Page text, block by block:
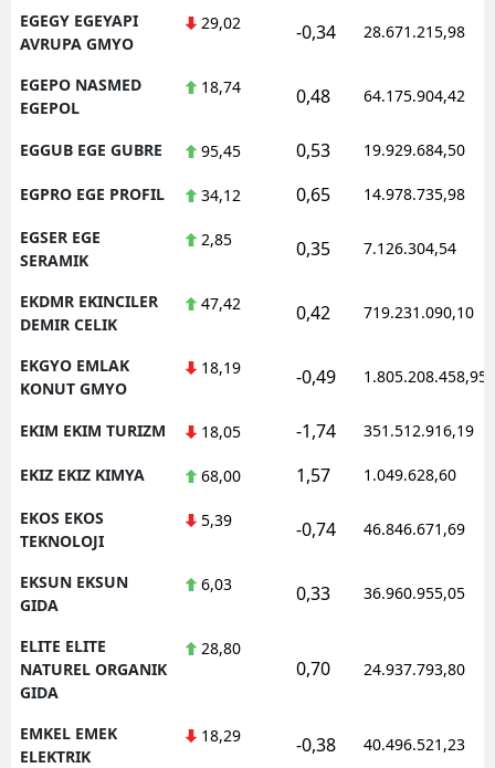
EGEGY EGEYAPI
AVRUPA GMYO
29,02 -0,34 28.671.215,98
EGEPO NASMED
EGEPOL
18,74 0,48 64.175.904,42
EGGUB EGE GUBRE 95,45 0,53 19.929.684,50
EGPRO EGE PROFIL 34,12 0,65 14.978.735,98
EGSER EGE
SERAMIK
2,85 0,35 7.126.304,54
EKDMR EKINCILER
DEMIR CELIK
47,42 0,42 719.231.090,10
EKGYO EMLAK
KONUT GMYO
18,19 -0,49 1.805.208.458,95
EKIM EKIM TURIZM 18,05 -1,74 351.512.916,19
EKIZ EKIZ KIMYA 68,00 1,57 1.049.628,60
EKOS EKOS
TEKNOLOJI
5,39 -0,74 46.846.671,69
EKSUN EKSUN
GIDA
6,03 0,33 36.960.955,05
ELITE ELITE
NATUREL ORGANIK
GIDA
28,80
0,70 24.937.793,80
EMKEL EMEK
ELEKTRIK
18,29 -0,38 40.496.521,23